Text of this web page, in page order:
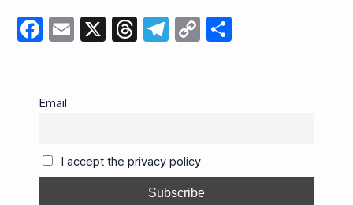
F
e
o
o
E X T
s
T
m
C
n
k
S
Email
I accept the privacy policy